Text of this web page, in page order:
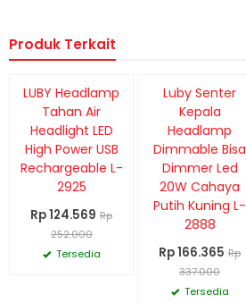
Produk Terkait
Diskon
51%
LUBY Headlamp
Tahan Air
Headlight LED
High Power USB
Rechargeable L-
2925
Rp 124.569 Rp
252.000
Tersedia
Diskon
51%Luby Senter
Kepala
Headlamp
Dimmable Bisa
Dimmer Led
20W Cahaya
Putih Kuning L-
2888
Rp 166.365 Rp
337.000
Tersedia